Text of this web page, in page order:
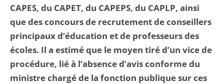
CAPES, du CAPET, du CAPEPS, du CAPLP, ainsi
que des concours de recrutement de conseillers
principaux d’éducation et de professeurs des
écoles. Il a estimé que le moyen tiré d’un vice de
procédure, lié à l’absence d’avis conforme du
ministre chargé de la fonction publique sur ces